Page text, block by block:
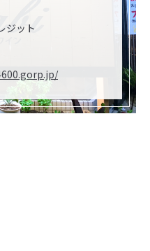
ジット